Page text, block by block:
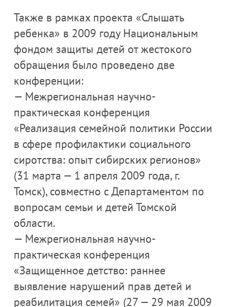
Также в рамках проекта «Слышать
ребенка» в 2009 году Национальным
фондом защиты детей от жестокого
обращения было проведено две
конференции:
— Межрегиональная научно-
практическая конференция
«Реализация семейной политики России
в сфере профилактики социального
сиротства: опыт сибирских регионов»
(31 марта — 1 апреля 2009 года, г.
Томск), совместно c Департаментом по
вопросам семьи и детей Томской
области.
— Межрегиональная научно-
практическая конференция
«Защищенное детство: раннее
выявление нарушений прав детей и
реабилитация семей» (27 — 29 мая 2009